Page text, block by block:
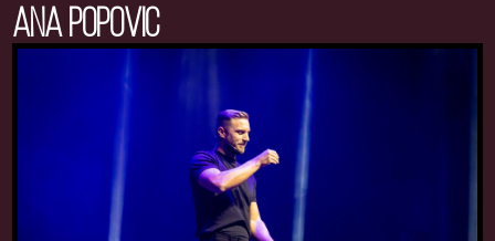
ANA POPOVIC